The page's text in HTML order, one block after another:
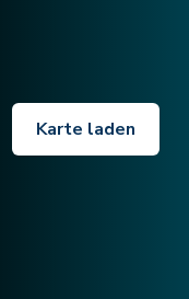
Karte laden